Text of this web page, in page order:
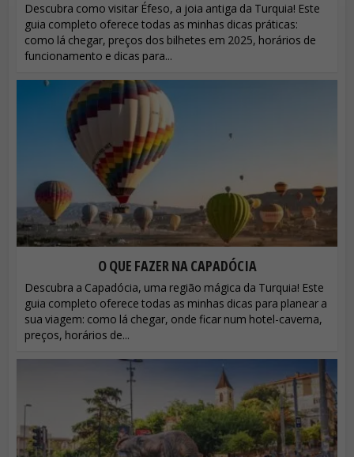
Descubra como visitar Éfeso, a joia antiga da Turquia! Este
guia completo oferece todas as minhas dicas práticas:
como lá chegar, preços dos bilhetes em 2025, horários de
funcionamento e dicas para...
O QUE FAZER NA CAPADÓCIA
Descubra a Capadócia, uma região mágica da Turquia! Este
guia completo oferece todas as minhas dicas para planear a
sua viagem: como lá chegar, onde ficar num hotel-caverna,
preços, horários de...